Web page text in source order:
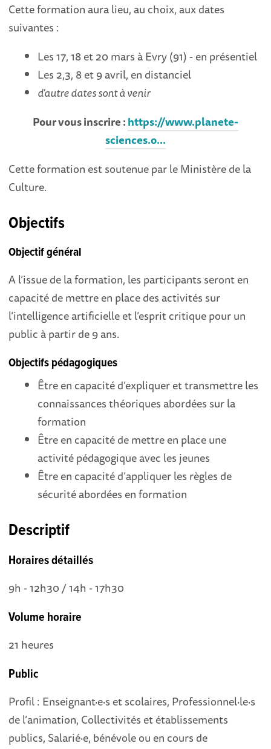
Cette formation aura lieu, au choix, aux dates
suivantes :
Les 17, 18 et 20 mars à Evry (91) - en présentiel
Les 2,3, 8 et 9 avril, en distanciel
d'autre dates sont à venir
Pour vous inscrire :https://www.planete-
sciences.o...
Cette formation est soutenue par le Ministère de la
Culture.
Objectifs
Objectif général
A l’issue de la formation, les participants seront en
capacité de mettre en place des activités sur
l’intelligence artificielle et l’esprit critique pour un
public à partir de 9 ans.
Objectifs pédagogiques
Être en capacité d’expliquer et transmettre les
connaissances théoriques abordées sur la
formation
Être en capacité de mettre en place une
activité pédagogique avec les jeunes
Être en capacité d’appliquer les règles de
sécurité abordées en formation
Descriptif
Horaires détaillés
9h - 12h30 / 14h - 17h30
Volume horaire
21 heures
Public
Profil : Enseignant·e·s et scolaires, Professionnel·le·s
de l’animation, Collectivités et établissements
publics, Salarié·e, bénévole ou en cours de